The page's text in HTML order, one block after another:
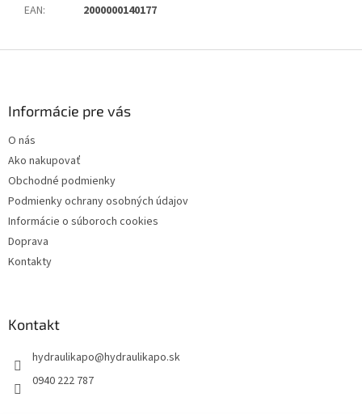
EAN: 2000000140177
Informácie pre vás
O nás
Ako nakupovať
Obchodné podmienky
Podmienky ochrany osobných údajov
Informácie o súboroch cookies
Doprava
Kontakty
Kontakt
hydraulikapo@hydraulikapo.sk
0940 222 787